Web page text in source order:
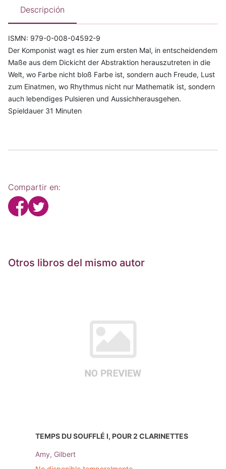
Descripción
ISMN: 979-0-008-04592-9
Der Komponist wagt es hier zum ersten Mal, in entscheidendem
Maße aus dem Dickicht der Abstraktion herauszutreten in die
Welt, wo Farbe nicht bloß Farbe ist, sondern auch Freude, Lust
zum Einatmen, wo Rhythmus nicht nur Mathematik ist, sondern
auch lebendiges Pulsieren und Aussichherausgehen.
Spieldauer 31 Minuten
Compartir en:
Otros libros del mismo autor
TEMPS DU SOUFFLÉ I, POUR 2 CLARINETTES
Amy, Gilbert